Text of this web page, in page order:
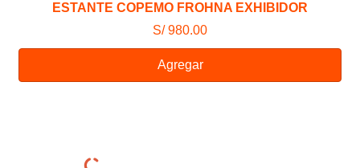
ESTANTE COPEMO FROHNA EXHIBIDOR
S/ 980.00
Agregar